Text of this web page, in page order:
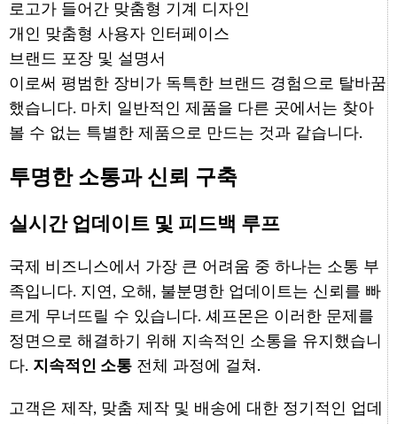
로고가 들어간 맞춤형 기계 디자인
개인 맞춤형 사용자 인터페이스
브랜드 포장 및 설명서
이로써 평범한 장비가 독특한 브랜드 경험으로 탈바꿈
했습니다. 마치 일반적인 제품을 다른 곳에서는 찾아
볼 수 없는 특별한 제품으로 만드는 것과 같습니다.
투명한 소통과 신뢰 구축
실시간 업데이트 및 피드백 루프
국제 비즈니스에서 가장 큰 어려움 중 하나는 소통 부
족입니다. 지연, 오해, 불분명한 업데이트는 신뢰를 빠
르게 무너뜨릴 수 있습니다. 셰프몬은 이러한 문제를
정면으로 해결하기 위해 지속적인 소통을 유지했습니
다. 지속적인 소통 전체 과정에 걸쳐.
고객은 제작, 맞춤 제작 및 배송에 대한 정기적인 업데